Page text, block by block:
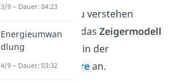
Um das besser zu verstehen
schauen wir uns das Zeigermodell
und die Nutzung in der
Schwingungslehre an.
3/9 – Dauer: 04:23
Energieumwan
dlung
4/9 – Dauer: 03:32